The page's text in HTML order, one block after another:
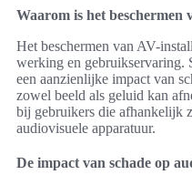
Waarom is het beschermen
Het beschermen van AV-
werking en gebruikservaring.
een aanzienlijke impact van
zowel beeld als geluid kan
bij gebruikers die afhankelijk
audiovisuele apparatuur.
De impact van schade op